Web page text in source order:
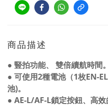
商品描述
● 豎拍功能、
雙倍續航時間。
● 可使用2種電池（1枚EN-
池)。
● AE-L/AF-L鎖定按鈕、高效